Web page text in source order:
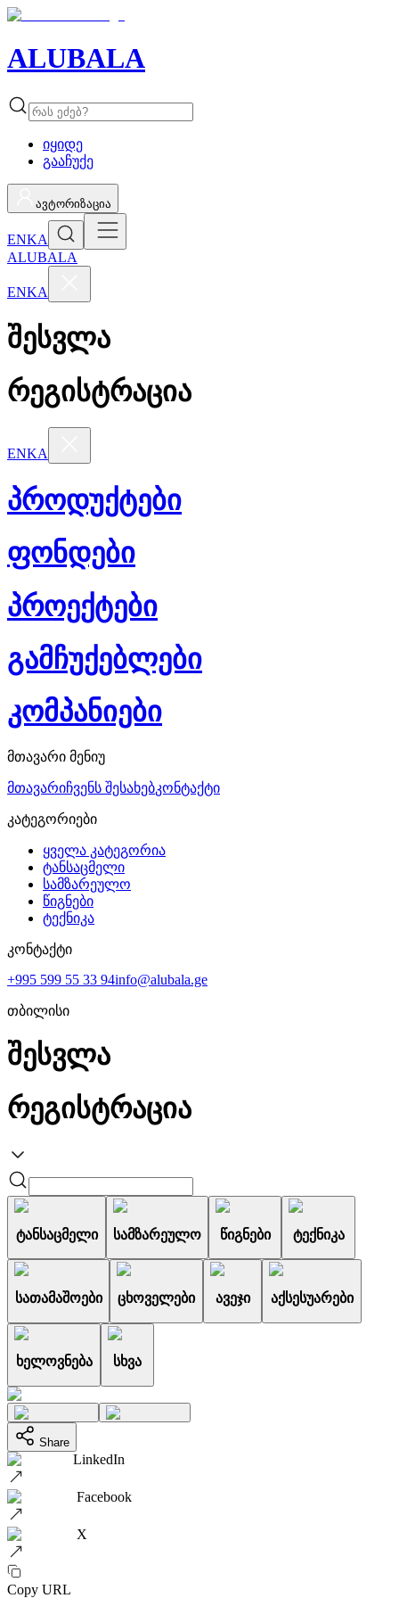
ALUBALA
იყიდე
გააჩუქე
ავტორიზაცია
ENKA
ALUBALA
ENKA
შესვლა
რეგისტრაცია
ENKA
პროდუქტები
ფონდები
პროექტები
გამჩუქებლები
კომპანიები
მთავარი მენიუ
მთავარიჩვენს შესახებკონტაქტი
კატეგორიები
ყველა კატეგორია
ტანსაცმელი
სამზარეულო
წიგნები
ტექნიკა
კონტაქტი
+995 599 55 33 94info@alubala.ge
თბილისი
შესვლა
რეგისტრაცია
ტანსაცმელი სამზარეულო წიგნები ტექნიკა
სათამაშოები ცხოველები ავეჯი აქსესუარები
ხელოვნება სხვა
Share
LinkedIn
Facebook
X
Copy URL